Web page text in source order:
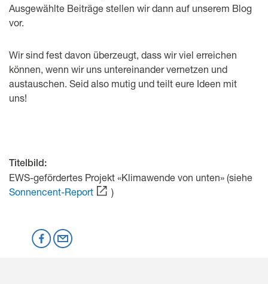
Ausgewählte Beiträge stellen wir dann auf unserem Blog
vor.
Wir sind fest davon überzeugt, dass wir viel erreichen
können, wenn wir uns untereinander vernetzen und
austauschen. Seid also mutig und teilt eure Ideen mit
uns!
Titelbild:
EWS-gefördertes Projekt «Klimawende von unten» (siehe
Sonnencent-Report
)
Mastodon
Facebook
per Email